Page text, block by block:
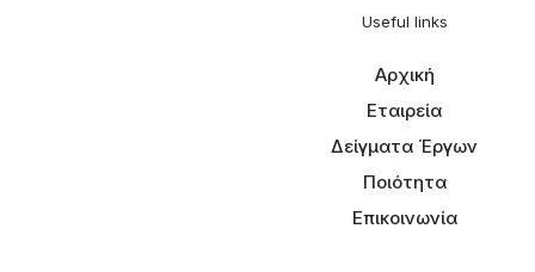
Useful links
Αρχική
Εταιρεία
Δείγματα Έργων
Ποιότητα
Επικοινωνία